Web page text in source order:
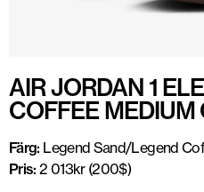
AIR JORDAN 1
COFFEE
Färg: Legend Sand/Legend
Pris: 2 013kr (200$)